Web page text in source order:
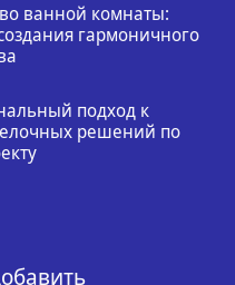
ванной комнаты:
гармоничного
подход к
решений по